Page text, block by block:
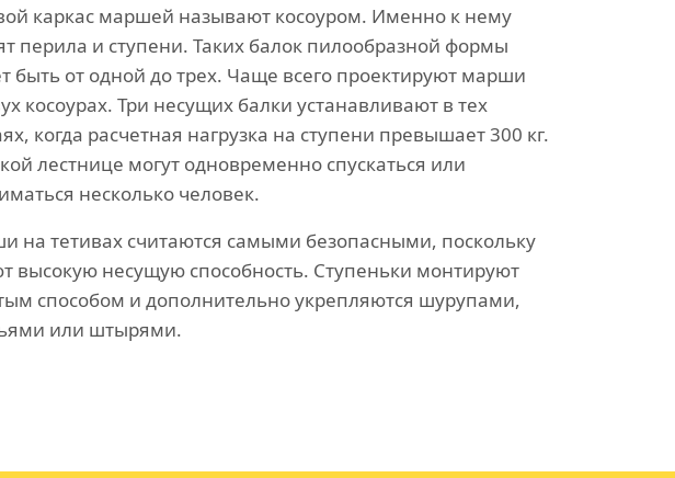
каркас маршей называют косоуром. Именно к нему
перила и ступени. Таких балок пилообразной формы
быть от одной до трех. Чаще всего проектируют марши
косоурах. Три несущих балки устанавливают в тех
когда расчетная нагрузка на ступени превышает 300 кг.
лестнице могут одновременно спускаться или
несколько человек.
на тетивах считаются самыми безопасными, поскольку
высокую несущую способность. Ступеньки монтируют
способом и дополнительно укрепляются шурупами,
или штырями.